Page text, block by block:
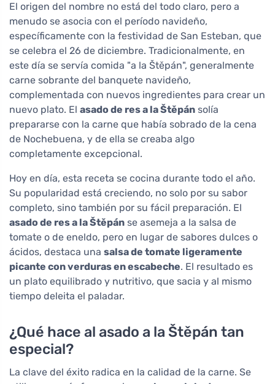
El origen del nombre no está del todo claro, pero a
menudo se asocia con el período navideño,
específicamente con la festividad de San Esteban, que
se celebra el 26 de diciembre. Tradicionalmente, en
este día se servía comida "a la Štěpán", generalmente
carne sobrante del banquete navideño,
complementada con nuevos ingredientes para crear un
nuevo plato. El asado de res a la Štěpán solía
prepararse con la carne que había sobrado de la cena
de Nochebuena, y de ella se creaba algo
completamente excepcional.
Hoy en día, esta receta se cocina durante todo el año.
Su popularidad está creciendo, no solo por su sabor
completo, sino también por su fácil preparación. El
asado de res a la Štěpán se asemeja a la salsa de
tomate o de eneldo, pero en lugar de sabores dulces o
ácidos, destaca una salsa de tomate ligeramente
picante con verduras en escabeche. El resultado es
un plato equilibrado y nutritivo, que sacia y al mismo
tiempo deleita el paladar.
¿Qué hace al asado a la Štěpán tan
especial?
La clave del éxito radica en la calidad de la carne. Se